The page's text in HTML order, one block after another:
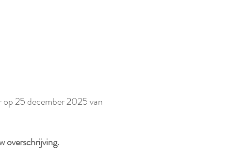
op 25 december 2025 van
overschrijving.